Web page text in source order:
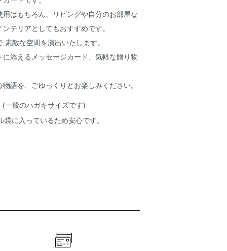
はもちろん、リビングや自分のお部屋な
テリアとしてもおすすめです。
敵な空間を演出いたします。
添えるメッセージカード、気軽な贈り物
語を、ごゆっくりとお楽しみください。
一般のハガキサイズです)
袋に入っているため安心です。